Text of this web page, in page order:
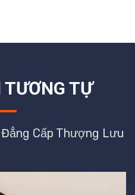
TỰ
Cấp Thượng Lưu